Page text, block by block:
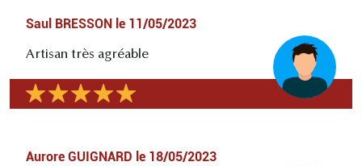
Saul BRESSON le 11/05/2023
Artisan très agréable
Aurore GUIGNARD le 18/05/2023